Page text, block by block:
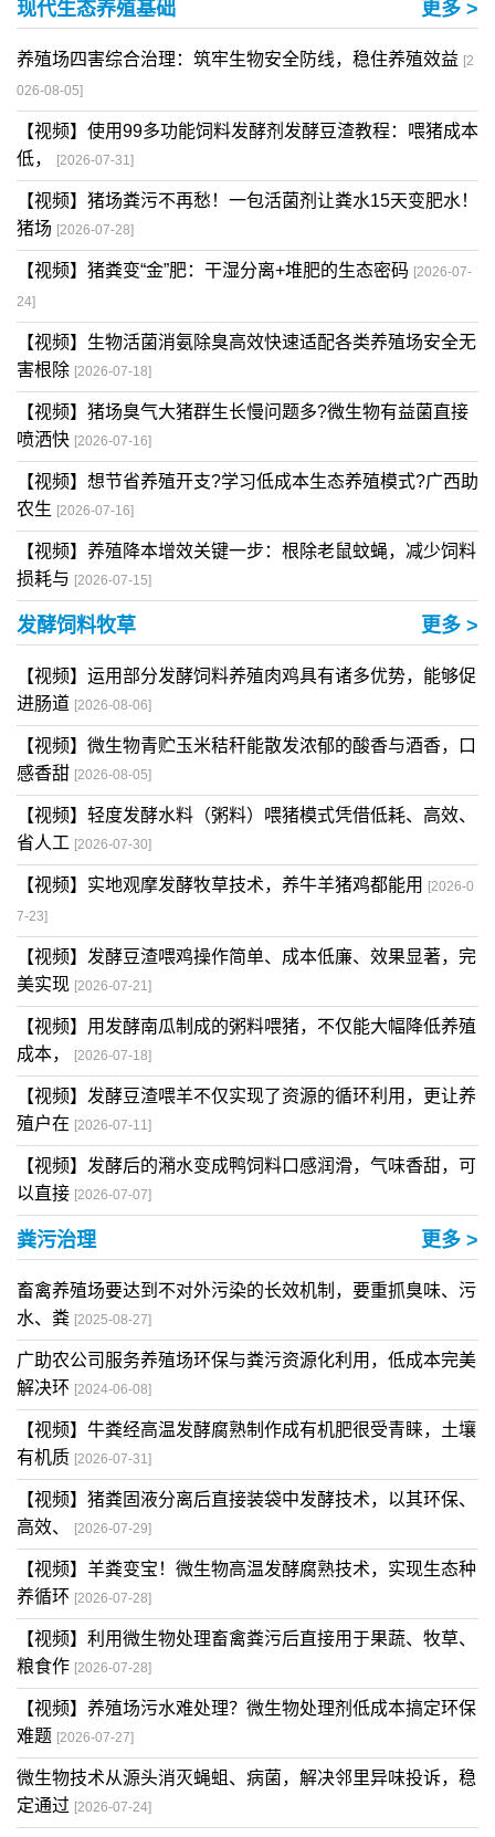
现代生态养殖基础 更多 >
养殖场四害综合治理：筑牢生物安全防线，稳住养殖效益 [2
026-08-05]
【视频】使用99多功能饲料发酵剂发酵豆渣教程：喂猪成本
低，
[2026-07-31]
【视频】猪场粪污不再愁！一包活菌剂让粪水15天变肥水！
猪场 [2026-07-28]
【视频】猪粪变“金”肥：干湿分离+堆肥的生态密码 [2026-07-
24]
【视频】生物活菌消氨除臭高效快速适配各类养殖场安全无
害根除 [2026-07-18]
【视频】猪场臭气大猪群生长慢问题多?微生物有益菌直接
喷洒快 [2026-07-16]
【视频】想节省养殖开支?学习低成本生态养殖模式?广西助
农生 [2026-07-16]
【视频】养殖降本增效关键一步：根除老鼠蚊蝇，减少饲料
损耗与 [2026-07-15]
发酵饲料牧草 更多 >
【视频】运用部分发酵饲料养殖肉鸡具有诸多优势，能够促
进肠道 [2026-08-06]
【视频】微生物青贮玉米秸秆能散发浓郁的酸香与酒香，口
感香甜 [2026-08-05]
【视频】轻度发酵水料（粥料）喂猪模式凭借低耗、高效、
省人工 [2026-07-30]
【视频】实地观摩发酵牧草技术，养牛羊猪鸡都能用
[2026-0
7-23]
【视频】发酵豆渣喂鸡操作简单、成本低廉、效果显著，完
美实现 [2026-07-21]
【视频】用发酵南瓜制成的粥料喂猪，不仅能大幅降低养殖
成本，
[2026-07-18]
【视频】发酵豆渣喂羊不仅实现了资源的循环利用，更让养
殖户在 [2026-07-11]
【视频】发酵后的潲水变成鸭饲料口感润滑，气味香甜，可
以直接 [2026-07-07]
粪污治理 更多 >
畜禽养殖场要达到不对外污染的长效机制，要重抓臭味、污
水、粪 [2025-08-27]
广助农公司服务养殖场环保与粪污资源化利用，低成本完美
解决环 [2024-06-08]
【视频】牛粪经高温发酵腐熟制作成有机肥很受青睐，土壤
有机质 [2026-07-31]
【视频】猪粪固液分离后直接装袋中发酵技术，以其环保、
高效、
[2026-07-29]
【视频】羊粪变宝！微生物高温发酵腐熟技术，实现生态种
养循环 [2026-07-28]
【视频】利用微生物处理畜禽粪污后直接用于果蔬、牧草、
粮食作 [2026-07-28]
【视频】养殖场污水难处理？微生物处理剂低成本搞定环保
难题 [2026-07-27]
微生物技术从源头消灭蝇蛆、病菌，解决邻里异味投诉，稳
定通过 [2026-07-24]